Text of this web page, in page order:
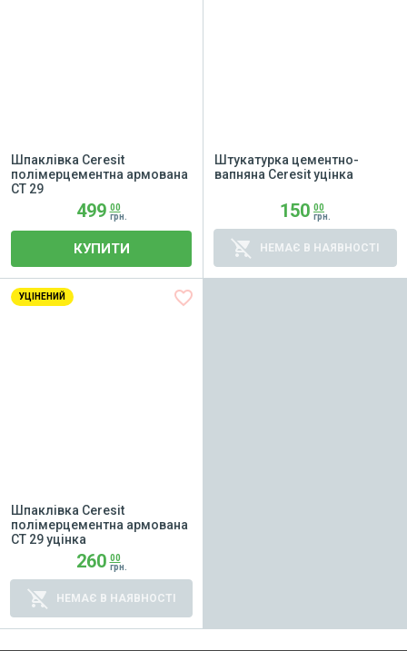
Шпаклівка Ceresit
полімерцементна армована
СT 29
499 00
грн.
КУПИТИ
Штукатурка цементно-
вапняна Ceresit уцінка
150 00
грн.
remove_shopping_cart НЕМАЄ В НАЯВНОСТІ
УЦІНЕНИЙ
Шпаклівка Ceresit
полімерцементна армована
СT 29 уцінка
260 00
грн.
remove_shopping_cart НЕМАЄ В НАЯВНОСТІ
favorite_border